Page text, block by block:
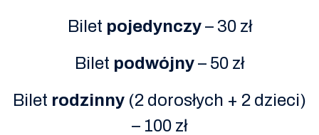
Bilet pojedynczy– 30 zł
Bilet podwójny– 50 zł
Bilet rodzinny (2 dorosłych + 2 dzieci)
– 100 zł